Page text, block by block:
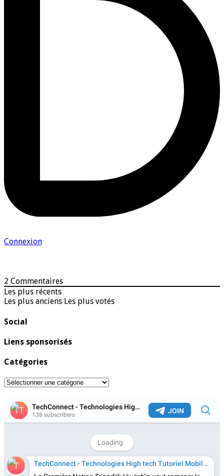
Connexion
2 Commentaires
Les plus récents
Les plus anciens Les plus votés
Social
Liens sponsorisés
Catégories
Catégories